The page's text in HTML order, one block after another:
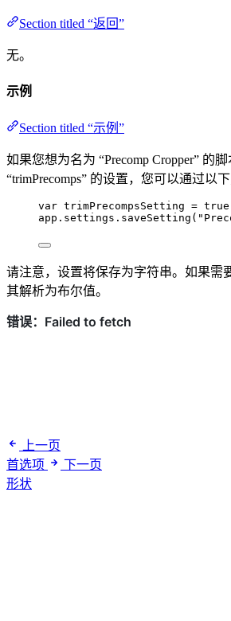
Section titled “返回”
无。
示例
Section titled “示例”
如果您想为名为 “Precomp Cropper” 的
“trimPrecomps” 的设置，您可以通过以
var trimPrecompsSetting = true
app . settings . saveSetting ( "
请注意，设置将保存为字符串。如果需
其解析为布尔值。
上一页
首选项
下一页
形状